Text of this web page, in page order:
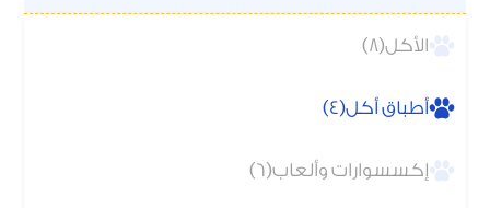
الأكل(8)
أطباق أكل(4)
إكسسوارات وألعاب(6)